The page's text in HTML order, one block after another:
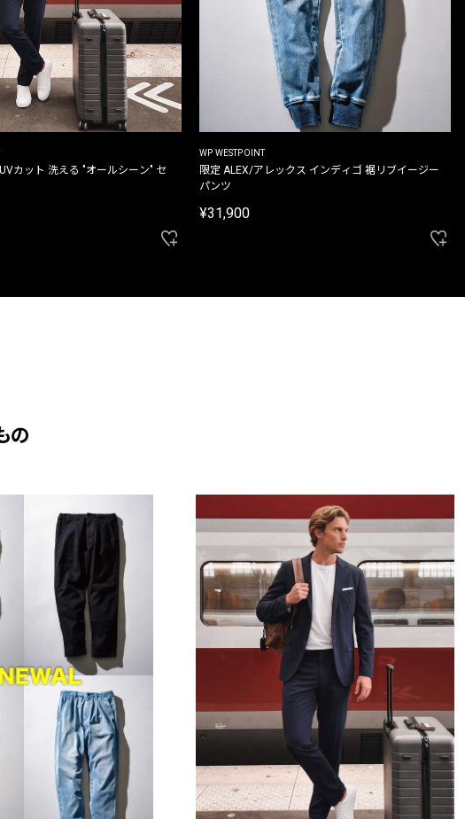
カット 洗える "オールシーン" セ
WP WESTPOINT
限定 ALEX/アレックス インディゴ 裾リブイージー
パンツ
¥31,900
の